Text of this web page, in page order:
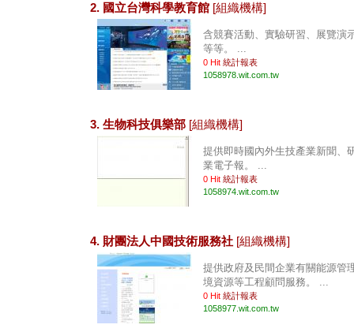
2. 國立台灣科學教育館 [組織機構]
含競賽活動、實驗研習、展覽演
等等。 ...
0 Hit 統計報表
1058978.wit.com.tw
3. 生物科技俱樂部 [組織機構]
提供即時國內外生技產業新聞、
業電子報。 ...
0 Hit 統計報表
1058974.wit.com.tw
4. 財團法人中國技術服務社 [組織機構]
提供政府及民間企業有關能源管
境資源等工程顧問服務。 ...
0 Hit 統計報表
1058977.wit.com.tw